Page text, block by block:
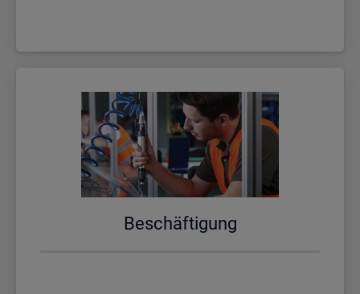
Be­schäf­ti­gung